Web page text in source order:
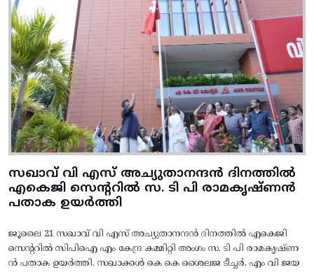
സഖാവ് വി എസ് അച്യുതാനന്ദൻ ദിനത്തിൽ
എകെജി സെന്ററിൽ സ. ടി പി രാമകൃഷ്‌ണൻ
പതാക ഉയർത്തി
ജൂലൈ 21 സഖാവ് വി എസ് അച്യുതാനന്ദൻ ദിനത്തിൽ എകെജി
സെന്ററിൽ സിപിഐ എം കേന്ദ്ര കമ്മിറ്റി അംഗം സ. ടി പി രാമകൃഷ്‌ണ
ൻ പതാക ഉയർത്തി. സഖാക്കൾ കെ കെ ശൈലജ ടീച്ചർ, എം വി ജയ